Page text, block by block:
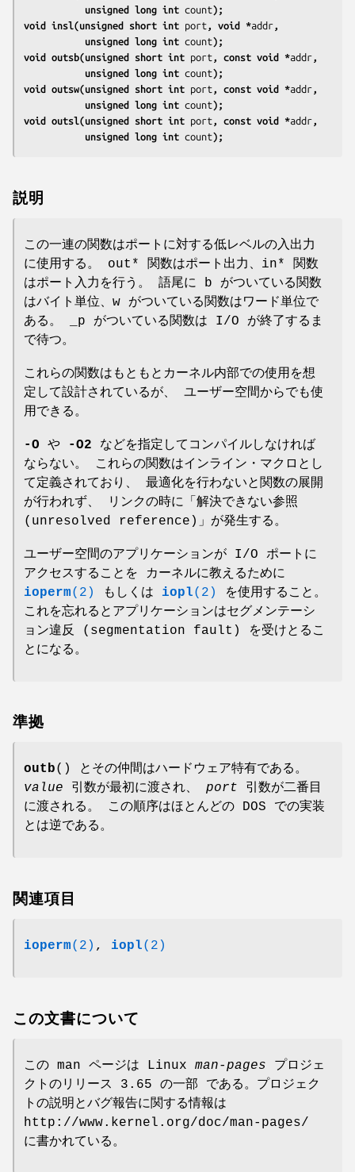
           unsigned long int
count);
void insl(unsigned short int port , void *addr ,
           unsigned long int
count);
void outsb(unsigned short int port , const void *addr ,
           unsigned long int
count);
void outsw(unsigned short int port , const void *addr ,
           unsigned long int
count);
void outsl(unsigned short int port , const void *addr ,
           unsigned long int
count);
説明
この一連の関数はポートに対する低レベルの入出力
に使用する。 out* 関数はポート出力、in* 関数
はポート入力を行う。 語尾に b がついている関数
はバイト単位、w がついている関数はワード単位で
ある。 _p がついている関数は I/O が終了するま
で待つ。
これらの関数はもともとカーネル内部での使用を想
定して設計されているが、 ユーザー空間からでも使
用できる。
-O や -O2 などを指定してコンパイルしなければ
ならない。 これらの関数はインライン・マクロとし
て定義されており、 最適化を行わないと関数の展開
が行われず、 リンクの時に「解決できない参照
(unresolved reference)」が発生する。
ユーザー空間のアプリケーションが I/O ポートに
アクセスすることを カーネルに教えるために
ioperm(2) もしくは iopl(2)
を使用すること。
これを忘れるとアプリケーションはセグメンテーシ
ョン違反 (segmentation fault) を受けとるこ
とになる。
準拠
outb() とその仲間はハードウェア特有である。
value 引数が最初に渡され、 port 引数が二番目
に渡される。 この順序はほとんどの DOS での実装
とは逆である。
関連項目
ioperm(2) , iopl(2)
この文書について
この man ページは Linux man-pages プロジェ
クトのリリース 3.65 の一部 である。プロジェク
トの説明とバグ報告に関する情報は
http://www.kernel.org/doc/man-pages/
に書かれている。